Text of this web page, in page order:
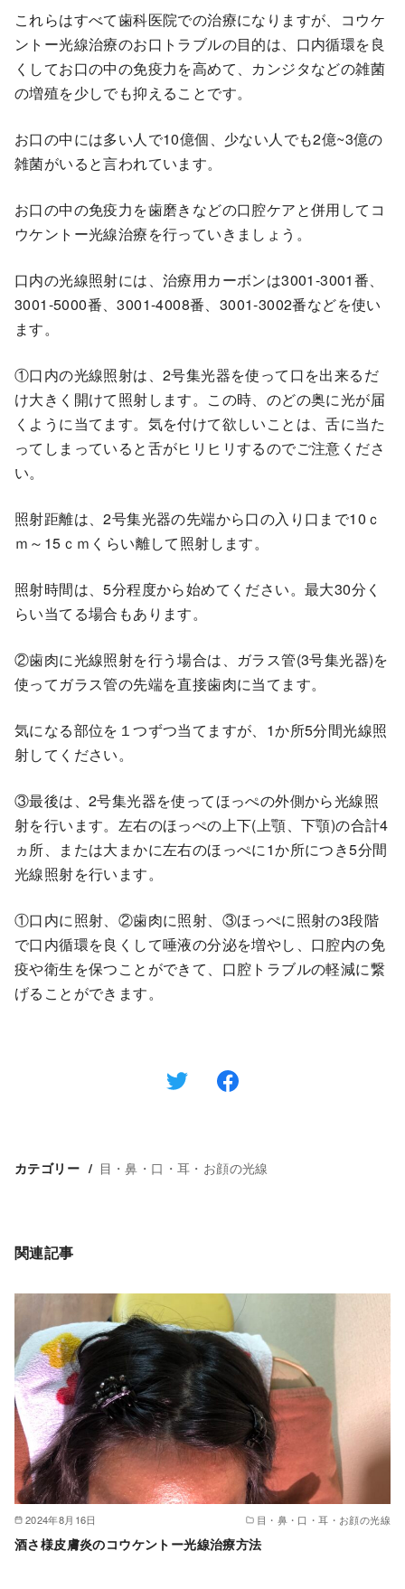
これらはすべて歯科医院での治療になりますが、コウケ
ントー光線治療のお口トラブルの目的は、口内循環を良
くしてお口の中の免疫力を高めて、カンジタなどの雑菌
の増殖を少しでも抑えることです。
お口の中には多い人で10億個、少ない人でも2億~3億の
雑菌がいると言われています。
お口の中の免疫力を歯磨きなどの口腔ケアと併用してコ
ウケントー光線治療を行っていきましょう。
口内の光線照射には、治療用カーボンは3001-3001番、
3001-5000番、3001-4008番、3001-3002番などを使い
ます。
①口内の光線照射は、2号集光器を使って口を出来るだ
け大きく開けて照射します。この時、のどの奥に光が届
くように当てます。気を付けて欲しいことは、舌に当た
ってしまっていると舌がヒリヒリするのでご注意くださ
い。
照射距離は、2号集光器の先端から口の入り口まで10ｃ
ｍ～15ｃｍくらい離して照射します。
照射時間は、5分程度から始めてください。最大30分く
らい当てる場合もあります。
②歯肉に光線照射を行う場合は、ガラス管(3号集光器)を
使ってガラス管の先端を直接歯肉に当てます。
気になる部位を１つずつ当てますが、1か所5分間光線照
射してください。
③最後は、2号集光器を使ってほっぺの外側から光線照
射を行います。左右のほっぺの上下(上顎、下顎)の合計4
ヵ所、または大まかに左右のほっぺに1か所につき5分間
光線照射を行います。
①口内に照射、②歯肉に照射、③ほっぺに照射の3段階
で口内循環を良くして唾液の分泌を増やし、口腔内の免
疫や衛生を保つことができて、口腔トラブルの軽減に繋
げることができます。
カテゴリー 目・鼻・口・耳・お顔の光線
関連記事
2024年8月16日 目・鼻・口・耳・お顔の光線
酒さ様皮膚炎のコウケントー光線治療方法